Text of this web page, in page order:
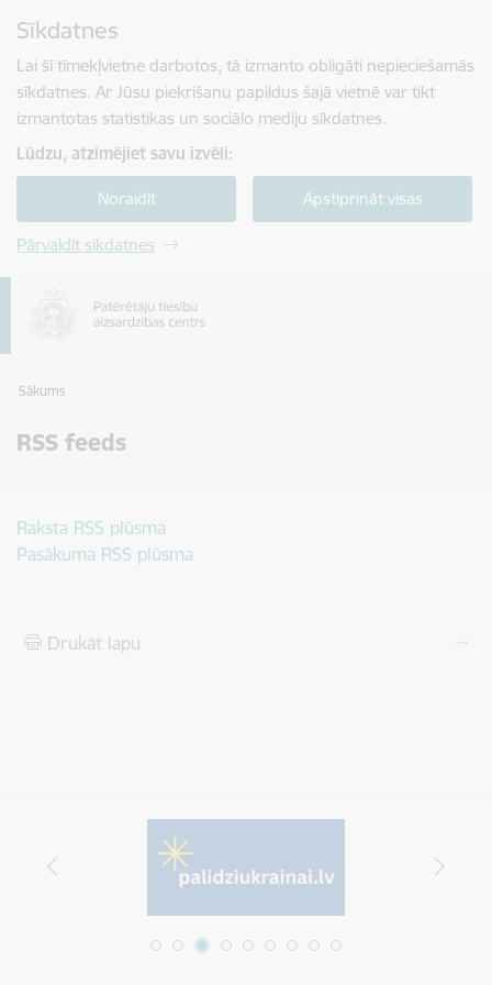
Sīkdatnes
Lai šī tīmekļvietne darbotos, tā izmanto obligāti nepieciešamās
sīkdatnes. Ar Jūsu piekrišanu papildus šajā vietnē var tikt
izmantotas statistikas un sociālo mediju sīkdatnes.
Lūdzu, atzīmējiet savu izvēli:
Noraidīt Apstiprināt visas
Pārvaldīt sīkdatnes
Sākums
RSS feeds
Raksta RSS plūsma
Pasākuma RSS plūsma
Drukāt lapu